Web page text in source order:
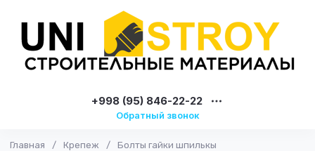
+998 (95) 846-22-22
Обратный звонок
Главная / Крепеж / Болты гайки шпилькы